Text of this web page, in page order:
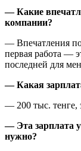
— Какие
компании?
— Впечатления
первая работа —
последней для
— Какая
— 200 тыс. тенге,
— Эта зарплата
нужно?